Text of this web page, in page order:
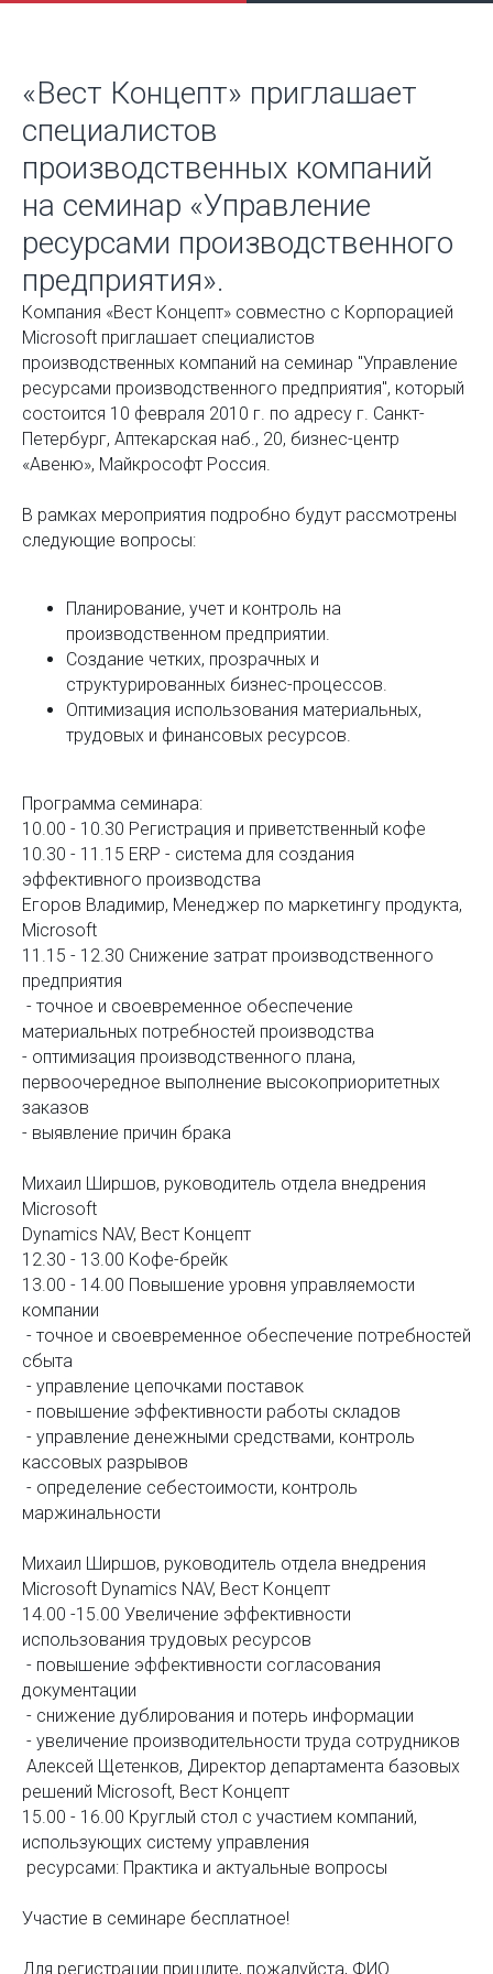
«Вест Концепт» приглашает
специалистов
производственных компаний
на семинар «Управление
ресурсами производственного
предприятия».
Компания «Вест Концепт» совместно с Корпорацией
Microsoft приглашает специалистов
производственных компаний на семинар "Управление
ресурсами производственного предприятия", который
состоится 10 февраля 2010 г. по адресу г. Санкт-
Петербург, Аптекарская наб., 20, бизнес-центр
«Авеню», Майкрософт Россия.
В рамках мероприятия подробно будут рассмотрены
следующие вопросы:
Планирование, учет и контроль на
производственном предприятии.
Создание четких, прозрачных и
структурированных бизнес-процессов.
Оптимизация использования материальных,
трудовых и финансовых ресурсов.
Программа семинара:
10.00 - 10.30 Регистрация и приветственный кофе
10.30 - 11.15 ERP - система для создания
эффективного производства
Егоров Владимир, Менеджер по маркетингу продукта,
Microsoft
11.15 - 12.30 Снижение затрат производственного
предприятия
- точное и своевременное обеспечение
материальных потребностей производства
- оптимизация производственного плана,
первоочередное выполнение высокоприоритетных
заказов
- выявление причин брака
Михаил Ширшов, руководитель отдела внедрения
Microsoft
Dynamics NAV, Вест Концепт
12.30 - 13.00 Кофе-брейк
13.00 - 14.00 Повышение уровня управляемости
компании
- точное и своевременное обеспечение потребностей
сбыта
- управление цепочками поставок
- повышение эффективности работы складов
- управление денежными средствами, контроль
кассовых разрывов
- определение себестоимости, контроль
маржинальности
Михаил Ширшов, руководитель отдела внедрения
Microsoft Dynamics NAV, Вест Концепт
14.00 -15.00 Увеличение эффективности
использования трудовых ресурсов
- повышение эффективности согласования
документации
- снижение дублирования и потерь информации
- увеличение производительности труда сотрудников
Алексей Щетенков, Директор департамента базовых
решений Microsoft, Вест Концепт
15.00 - 16.00 Круглый стол с участием компаний,
использующих систему управления
ресурсами: Практика и актуальные вопросы
Участие в семинаре бесплатное!
Для регистрации пришлите, пожалуйста, ФИО